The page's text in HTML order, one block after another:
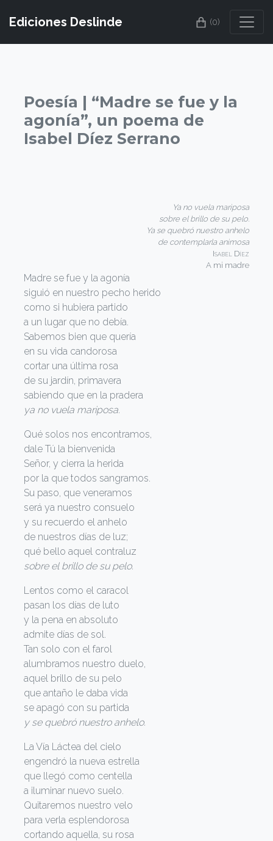
Ediciones Deslinde (0)
Poesía | “Madre se fue y la
agonía”, un poema de
Isabel Díez Serrano
Ya no vuela mariposa
sobre el brillo de su pelo.
Ya se quebró nuestro anhelo
de contemplarla animosa
Isabel Díez
A mi madre
Madre se fue y la agonía
siguió en nuestro pecho herido
como si hubiera partido
a un lugar que no debía.
Sabemos bien que quería
en su vida candorosa
cortar una última rosa
de su jardín, primavera
sabiendo que en la pradera
ya no vuela mariposa.
Qué solos nos encontramos,
dale Tú la bienvenida
Señor, y cierra la herida
por la que todos sangramos.
Su paso, que veneramos
será ya nuestro consuelo
y su recuerdo el anhelo
de nuestros días de luz;
qué bello aquel contraluz
sobre el brillo de su pelo.
Lentos como el caracol
pasan los días de luto
y la pena en absoluto
admite días de sol.
Tan solo con el farol
alumbramos nuestro duelo,
aquel brillo de su pelo
que antaño le daba vida
se apagó con su partida
y se quebró nuestro anhelo.
La Vía Láctea del cielo
engendró la nueva estrella
que llegó como centella
a iluminar nuevo suelo.
Quitaremos nuestro velo
para verla esplendorosa
cortando aquella, su rosa